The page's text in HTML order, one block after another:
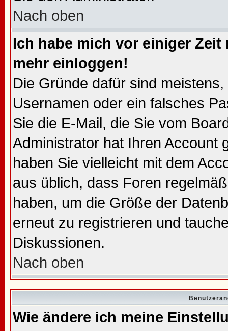
Nach oben
Ich habe mich vor einiger
mehr einloggen!
Die Gründe dafür sind
Usernamen oder ein falsches
Sie die E-Mail, die Sie vom
Administrator hat Ihren Account
haben Sie vielleicht mit dem
aus üblich, dass Foren
haben, um die Größe der
erneut zu registrieren und
Diskussionen.
Nach oben
Wie ändere ich meine